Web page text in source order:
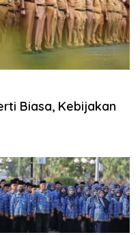
Biasa, Kebijakan